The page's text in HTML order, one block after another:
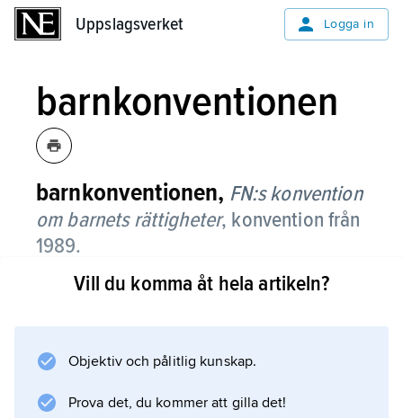
Uppslagsverket Logga in
barnkonventionen
barnkonventionen, FN:s konvention
om barnets rättigheter, konvention från
1989.
I konventionen anges ett antal rättigheter för
dessa. Den grundläggande artikel 3 stadgar
vidtas av offentliga eller privata
Vill du komma åt hela artikeln?
Objektiv och pålitlig kunskap.
Prova det, du kommer att gilla det!